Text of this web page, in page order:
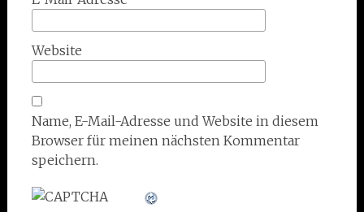
Website
Name, E-Mail-Adresse und Website in diesem
Browser für meinen nächsten Kommentar
speichern.